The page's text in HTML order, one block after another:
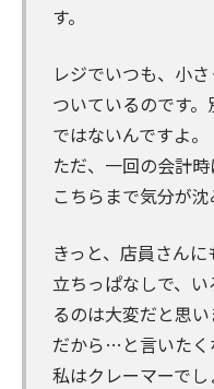
す。
レジでいつも、小
ついているのです
ではないんですよ。
ただ、一回の会計
こちらまで気分が沈
きっと、店員さん
立ちっぱなしで、
るのは大変だと思
だから…と言いたく
私はクレーマーでし